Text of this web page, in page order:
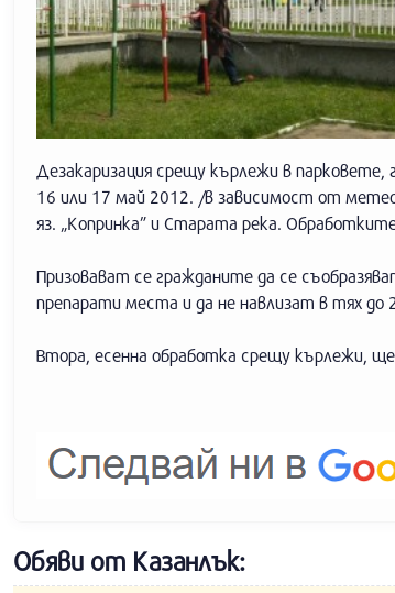
Дезакаризация срещу кърлежи в
16 или 17 май 2012. /в зависимост от
яз. „Копринка” и Старата река.
Призовават се гражданите да се
препарати места и да не навлизат в тях до
Втора, есенна обработка срещу кърлежи,
Обяви от Казанлък: